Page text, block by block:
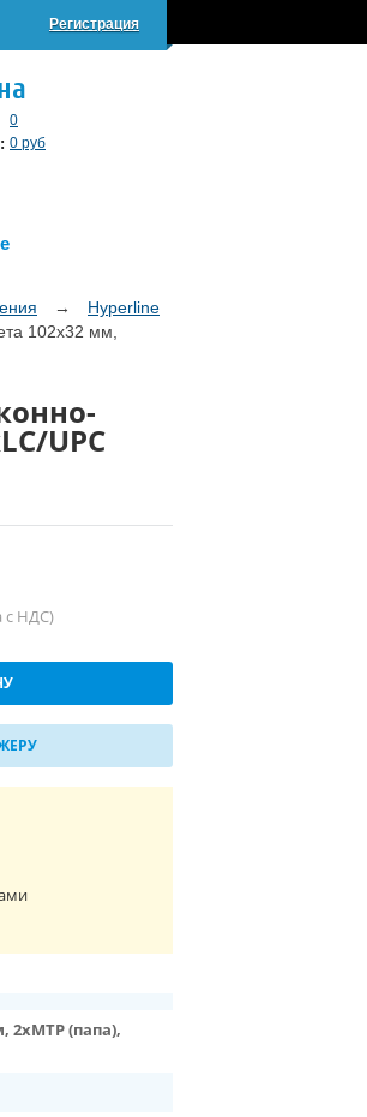
Регистрация
0
0 руб
→
Hyperline
102x32 мм,
UPC
с НДС)
2xMTP (папа),